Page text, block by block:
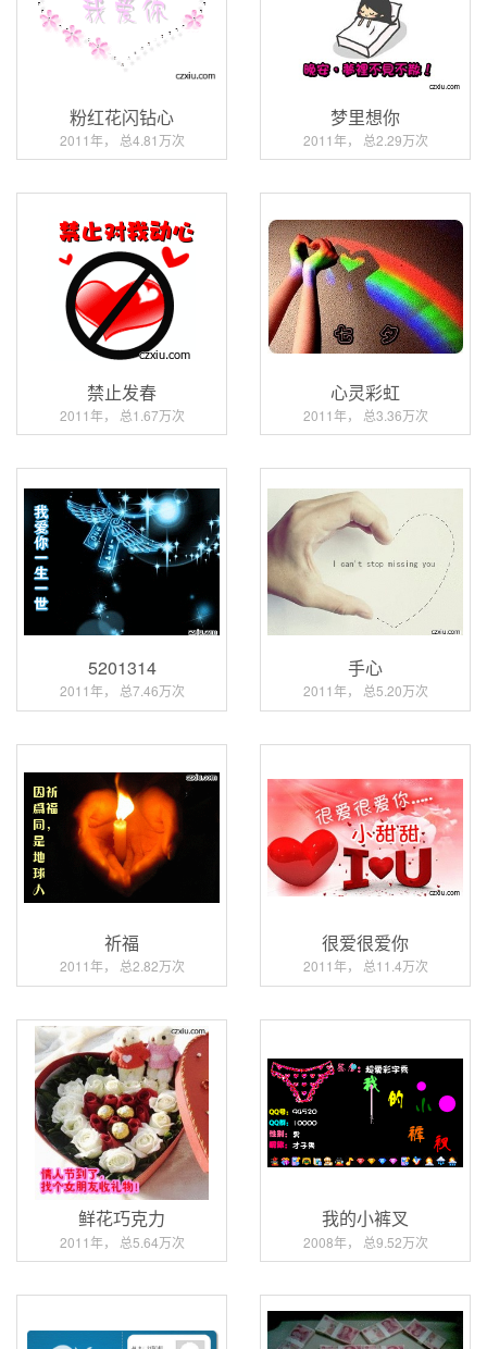
粉红花闪钻心
2011年， 总4.81万次
梦里想你
2011年， 总2.29万次
禁止发春
2011年， 总1.67万次
心灵彩虹
2011年， 总3.36万次
5201314
2011年， 总7.46万次
手心
2011年， 总5.20万次
祈福
2011年， 总2.82万次
很爱很爱你
2011年， 总11.4万次
鲜花巧克力
2011年， 总5.64万次
我的小裤叉
2008年， 总9.52万次